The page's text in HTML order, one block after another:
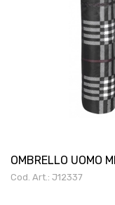
OMBRELLO UOMO
Cod. Art.: J12337